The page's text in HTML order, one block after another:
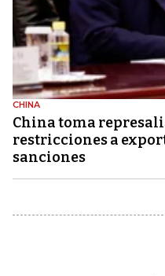
CHINA
China toma
restricciones a
sanciones